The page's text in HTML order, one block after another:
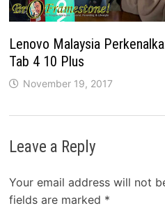
Lenovo Malaysia
Tab 4 10 Plus
November 19, 2017
Leave a Reply
Your email address will not
fields are marked *